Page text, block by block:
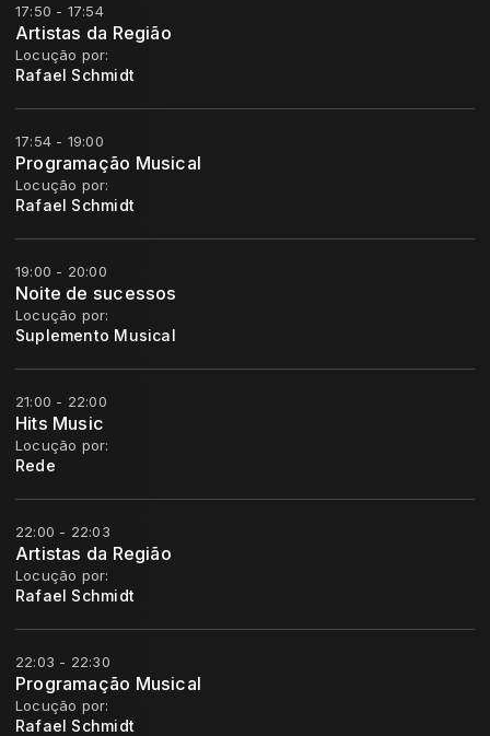
17:50 - 17:54
Artistas da Região
Locução por:
Rafael Schmidt
17:54 - 19:00
Programação Musical
Locução por:
Rafael Schmidt
19:00 - 20:00
Noite de sucessos
Locução por:
Suplemento Musical
21:00 - 22:00
Hits Music
Locução por:
Rede
22:00 - 22:03
Artistas da Região
Locução por:
Rafael Schmidt
22:03 - 22:30
Programação Musical
Locução por:
Rafael Schmidt